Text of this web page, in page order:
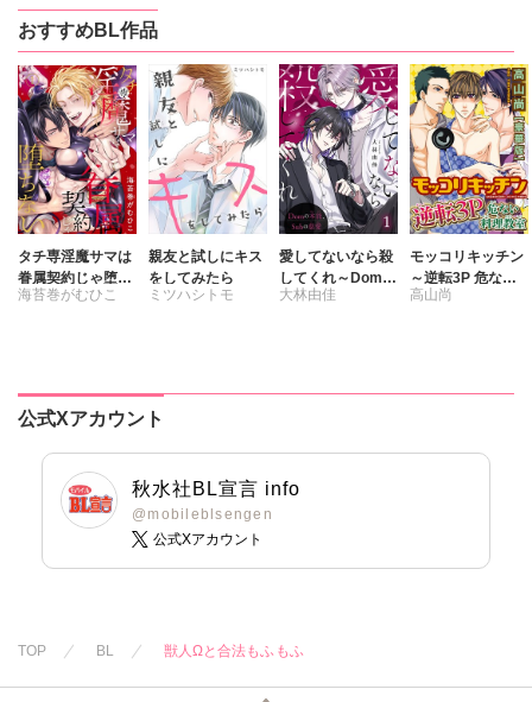
高瀬七緒 桜んぼ
浅葉ケント
加森葉子
浅葉ケント
冬坂ころも
不破ふぢお
おすすめBL作品
タチ専淫魔サマは
眷属契約じゃ堕ち
ない
海苔巻がむひこ
親友と試しにキス
をしてみたら
ミツハシトモ
愛してないなら殺
してくれ～Domの
本能、Subの慈愛
大林由佳
モッコリキッチン
～逆転3P 危ない
料理教室【豪華
高山尚
公式Xアカウント
秋水社BL宣言 info
@mobileblsengen
公式Xアカウント
TOP BL 獣人Ωと合法もふもふ